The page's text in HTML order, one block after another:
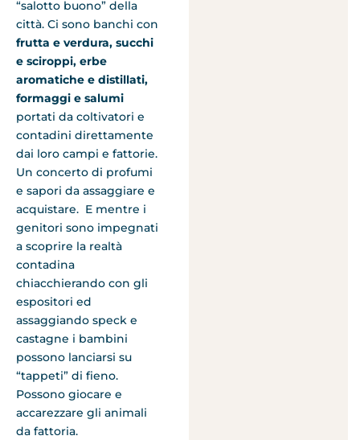
“salotto buono” della
città. Ci sono banchi con
frutta e verdura, succhi
e sciroppi, erbe
aromatiche e distillati,
formaggi e salumi
portati da coltivatori e
contadini direttamente
dai loro campi e fattorie.
Un concerto di profumi
e sapori da assaggiare e
acquistare. E mentre i
genitori sono impegnati
a scoprire la realtà
contadina
chiacchierando con gli
espositori ed
assaggiando speck e
castagne i bambini
possono lanciarsi su
“tappeti” di fieno.
Possono giocare e
accarezzare gli animali
da fattoria.